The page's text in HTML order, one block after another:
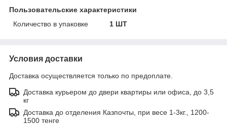
Пользовательские характеристики
Количество в упаковке
1 ШТ
Условия доставки
Доставка осуществляется только по предоплате.
Доставка курьером до двери квартиры или офиса, до 3,5
кг
Доставка до отделения Казпочты, при весе 1-3кг., 1200-
1500 тенге